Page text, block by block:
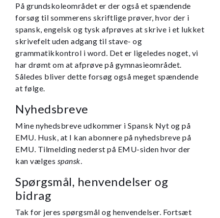
På grundskoleområdet er der også et spændende
forsøg til sommerens skriftlige prøver, hvor der i
spansk, engelsk og tysk afprøves at skrive i et lukket
skrivefelt uden adgang til stave- og
grammatikkontrol i word. Det er ligeledes noget, vi
har drømt om at afprøve på gymnasieområdet.
Således bliver dette forsøg også meget spændende
at følge.
Nyhedsbreve
Mine nyhedsbreve udkommer i Spansk Nyt og på
EMU. Husk, at I kan abonnere på nyhedsbreve på
EMU. Tilmelding nederst på EMU-siden hvor der
kan vælges spansk.
Spørgsmål, henvendelser og
bidrag
Tak for jeres spørgsmål og henvendelser. Fortsæt